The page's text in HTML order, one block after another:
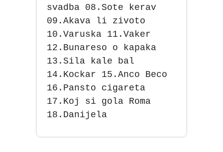
svadba 08.Sote kerav
09.Akava li zivoto
10.Varuska 11.Vaker
12.Bunareso o kapaka
13.Sila kale bal
14.Kockar 15.Anco Beco
16.Pansto cigareta
17.Koj si gola Roma
18.Danijela